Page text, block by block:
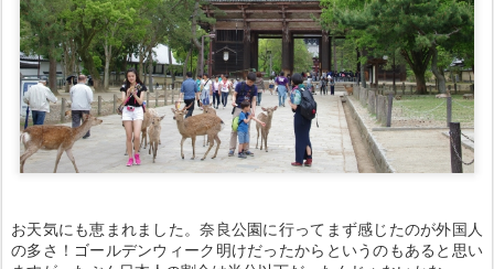
お天気にも恵まれました。奈良公園に行ってまず感じたのが外国人
の多さ！ゴールデンウィーク明けだったからというのもあると思い